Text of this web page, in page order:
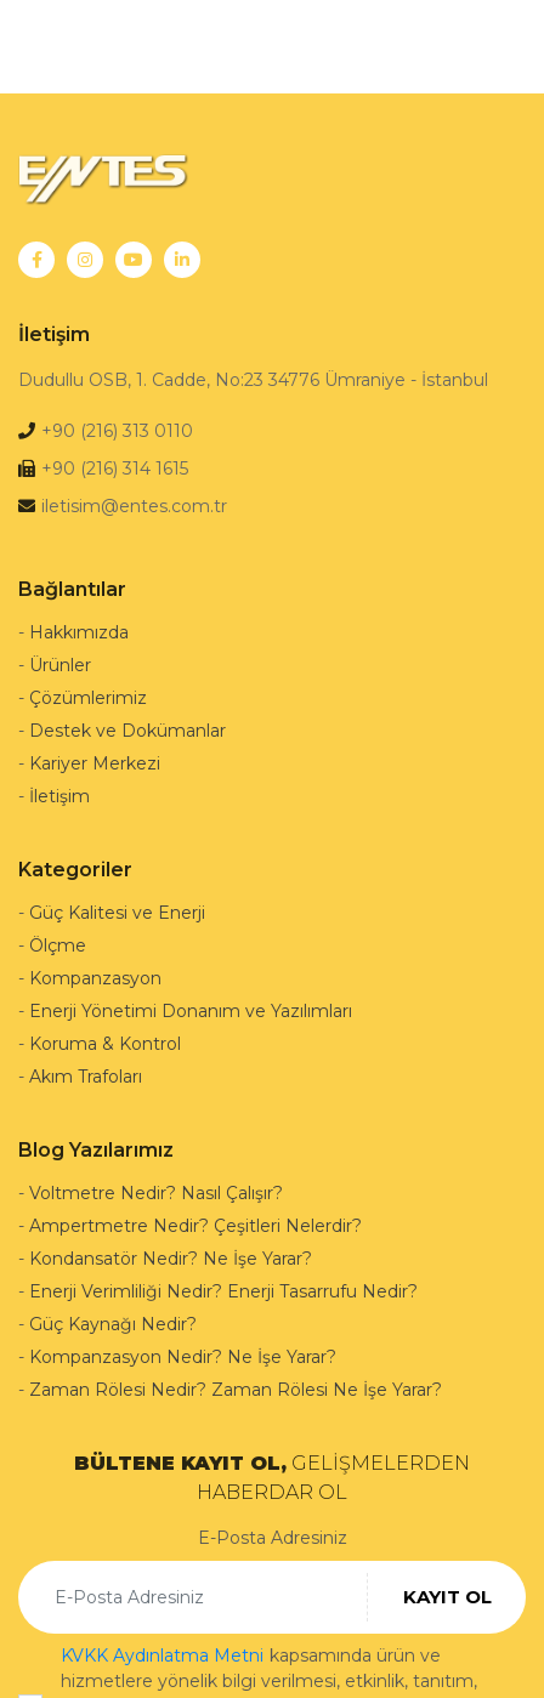
İletişim
Dudullu OSB, 1. Cadde, No:23 34776 Ümraniye - İstanbul
+90 (216) 313 0110
+90 (216) 314 1615
iletisim@entes.com.tr
Bağlantılar
- Hakkımızda
- Ürünler
- Çözümlerimiz
- Destek ve Dokümanlar
- Kariyer Merkezi
- İletişim
Kategoriler
- Güç Kalitesi ve Enerji
- Ölçme
- Kompanzasyon
- Enerji Yönetimi Donanım ve Yazılımları
- Koruma & Kontrol
- Akım Trafoları
Blog Yazılarımız
- Voltmetre Nedir? Nasıl Çalışır?
- Ampertmetre Nedir? Çeşitleri Nelerdir?
- Kondansatör Nedir? Ne İşe Yarar?
- Enerji Verimliliği Nedir? Enerji Tasarrufu Nedir?
- Güç Kaynağı Nedir?
- Kompanzasyon Nedir? Ne İşe Yarar?
- Zaman Rölesi Nedir? Zaman Rölesi Ne İşe Yarar?
BÜLTENE KAYIT OL, GELİŞMELERDEN
HABERDAR OL
E-Posta Adresiniz
KAYIT OL
KVKK Aydınlatma Metni kapsamında ürün ve
hizmetlere yönelik bilgi verilmesi, etkinlik, tanıtım,